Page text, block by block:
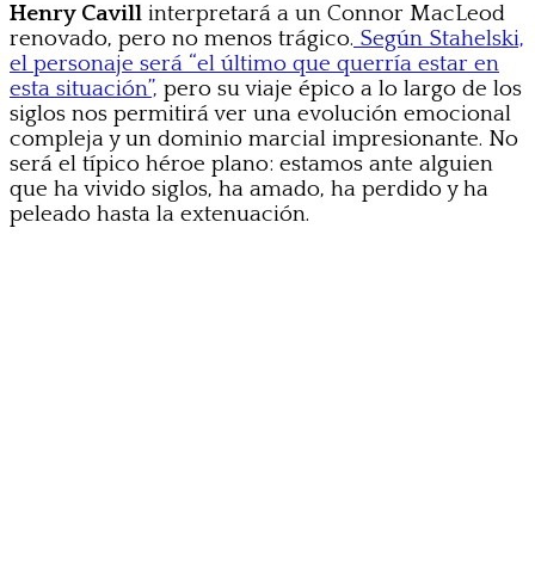
Henry Cavill interpretará a un Connor MacLeod
renovado, pero no menos trágico. Según Stahelski,
el personaje será “el último que querría estar en
esta situación”, pero su viaje épico a lo largo de los
siglos nos permitirá ver una evolución emocional
compleja y un dominio marcial impresionante. No
será el típico héroe plano: estamos ante alguien
que ha vivido siglos, ha amado, ha perdido y ha
peleado hasta la extenuación.